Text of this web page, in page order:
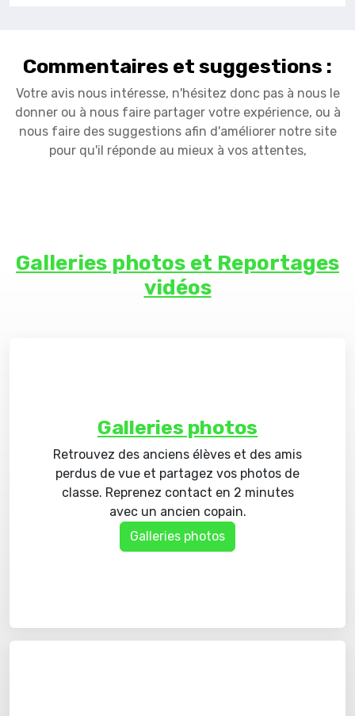
Commentaires et suggestions :
Votre avis nous intéresse, n'hésitez donc pas à nous le
donner ou à nous faire partager votre expérience, ou à
nous faire des suggestions afin d'améliorer notre site
pour qu'il réponde au mieux à vos attentes,
Galleries photos et Reportages
vidéos
Galleries photos
Retrouvez des anciens élèves et des amis
perdus de vue et partagez vos photos de
classe. Reprenez contact en 2 minutes
avec un ancien copain.
Galleries photos